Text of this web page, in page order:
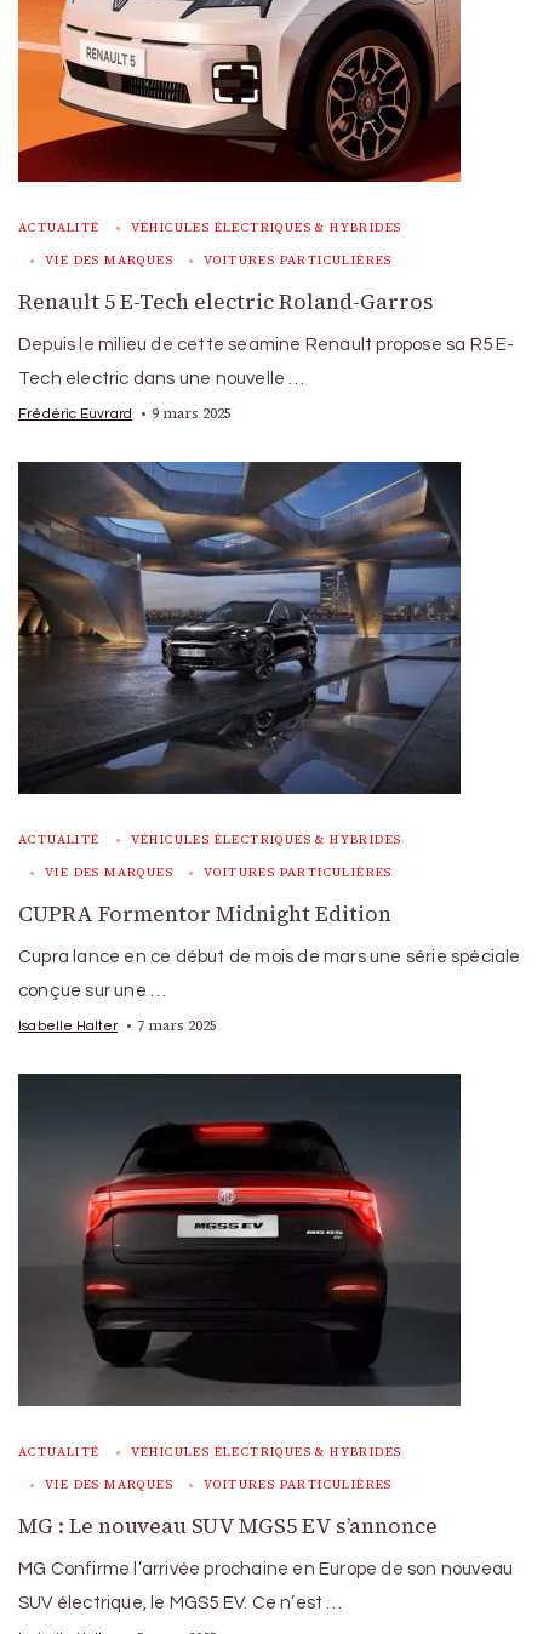
ACTUALITÉ VÉHICULES ÉLECTRIQUES & HYBRIDES
VIE DES MARQUES VOITURES PARTICULIÈRES
Renault 5 E-Tech electric Roland-Garros
Depuis le milieu de cette seamine Renault propose sa R5 E-
Tech electric dans une nouvelle …
Frédéric Euvrard 9 mars 2025
ACTUALITÉ VÉHICULES ÉLECTRIQUES & HYBRIDES
VIE DES MARQUES VOITURES PARTICULIÈRES
CUPRA Formentor Midnight Edition
Cupra lance en ce début de mois de mars une série spéciale
conçue sur une …
Isabelle Halter 7 mars 2025
ACTUALITÉ VÉHICULES ÉLECTRIQUES & HYBRIDES
VIE DES MARQUES VOITURES PARTICULIÈRES
MG : Le nouveau SUV MGS5 EV s’annonce
MG Confirme l’arrivée prochaine en Europe de son nouveau
SUV électrique, le MGS5 EV. Ce n’est …